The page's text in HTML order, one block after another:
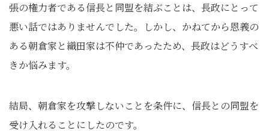
張の権力者である信長と同盟を結ぶことは、長政にとって
悪い話ではありませんでした。しかし、かねてから恩義の
ある朝倉家と織田家は不仲であったため、長政はどうすべ
きか悩みます。
結局、朝倉家を攻撃しないことを条件に、信長との同盟を
受け入れることにしたのです。